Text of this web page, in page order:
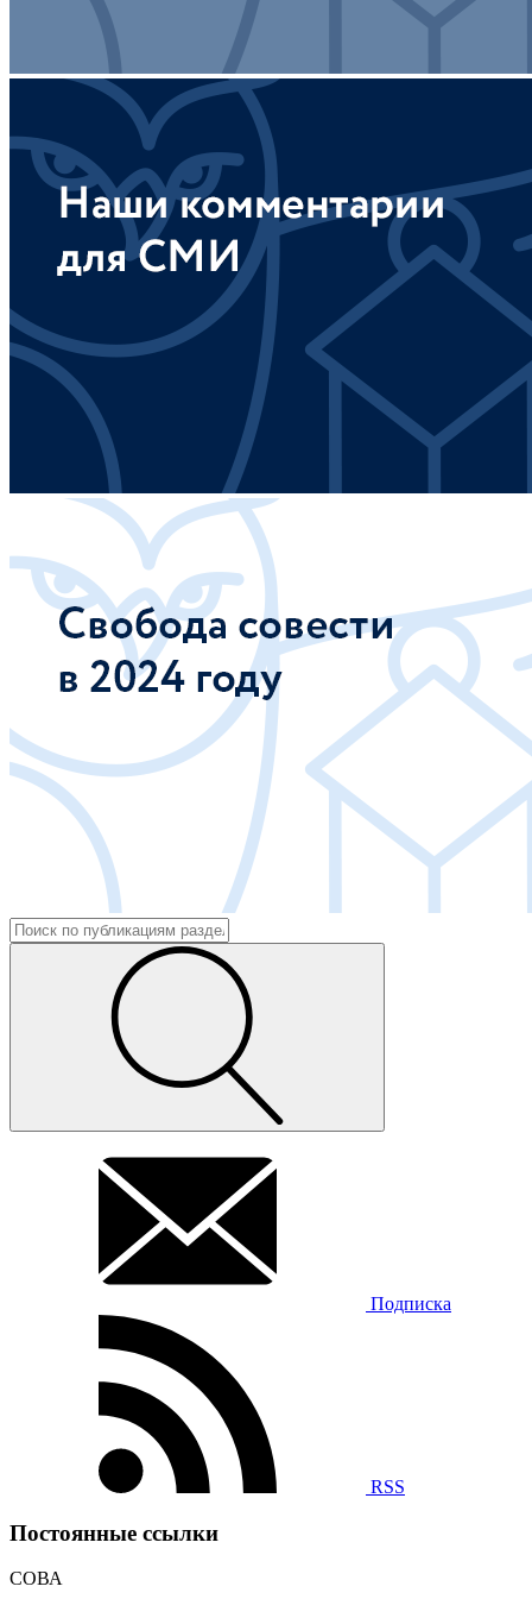
Подписка
RSS
Постоянные ссылки
СОВА